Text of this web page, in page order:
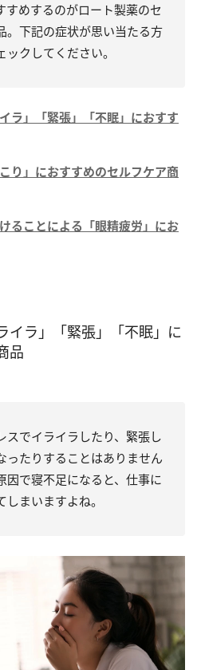
すめするのがロート製薬のセ
。下記の症状が思い当たる方
ックしてください。
ラ」「緊張」「不眠」におすす
り」におすすめのセルフケア商
ることによる「眼精疲労」にお
イラ」「緊張」「不眠」に
品
スでイライラしたり、緊張し
ったりすることはありません
因で寝不足になると、仕事に
しまいますよね。